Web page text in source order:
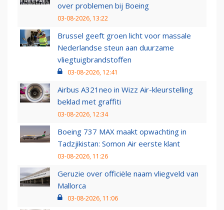
over problemen bij Boeing
03-08-2026, 13:22
Brussel geeft groen licht voor massale
Nederlandse steun aan duurzame
vliegtuigbrandstoffen
03-08-2026, 12:41
Airbus A321neo in Wizz Air-kleurstelling
beklad met graffiti
03-08-2026, 12:34
Boeing 737 MAX maakt opwachting in
Tadzjikistan: Somon Air eerste klant
03-08-2026, 11:26
Geruzie over officiële naam vliegveld van
Mallorca
03-08-2026, 11:06